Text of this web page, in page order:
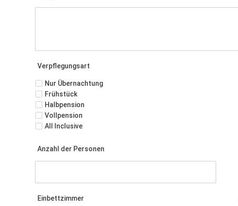
Verpflegungsart
Nur Übernachtung
Frühstück
Halbpension
Vollpension
All Inclusive
Anzahl der Personen
Einbettzimmer